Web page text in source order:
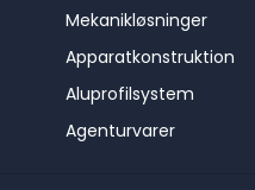
Mekanikløsninger
Apparatkonstruktion
Aluprofilsystem
Agenturvarer